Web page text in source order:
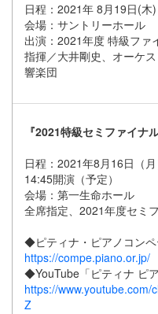
日程：2021年 8月19日(木
会場：サントリーホール
出演：2021年度 特級ファ
指揮／大井剛史、オーケ
響楽団
『2021特級セミファイナル
日程：2021年8月16日（
14:45開演（予定）
会場：第一生命ホール
全席指定、2021年度セミ
◆ピティナ・ピアノコンペ
https://compe.piano.or.jp/
◆YouTube「ピティナ ピ
https://www.youtube.com/
Z